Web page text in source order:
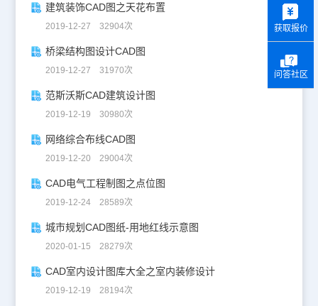
建筑装饰CAD图之天花布置
2019-12-27 32904次
桥梁结构图设计CAD图
2019-12-27 31970次
范斯沃斯CAD建筑设计图
2019-12-19 30980次
网络综合布线CAD图
2019-12-20 29004次
CAD电气工程制图之点位图
2019-12-24 28589次
城市规划CAD图纸-用地红线示意图
2020-01-15 28279次
CAD室内设计图库大全之室内装修设计
2019-12-19 28194次
获取报价
问答社区